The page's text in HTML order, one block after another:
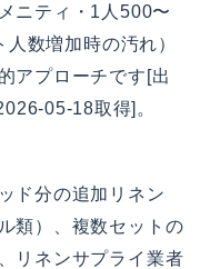
ニティ・1人500〜
数増加時の汚れ）
アプローチです[出
05-18取得]。
ド分の追加リネン
類）、複数セットの
リネンサプライ業者